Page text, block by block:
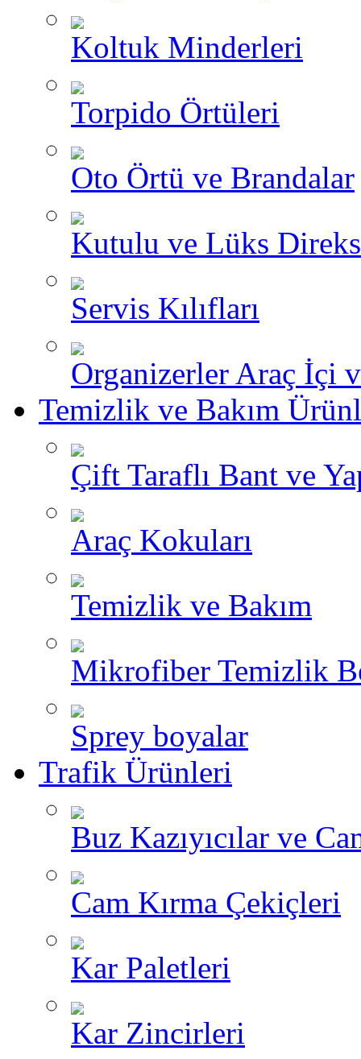
Koltuk Minderleri
Torpido Örtüleri
Oto Örtü ve Brandalar
Kutulu ve Lüks
Servis Kılıfları
Organizerler Araç İçi
Temizlik ve Bakım
Çift Taraflı Bant ve
Araç Kokuları
Temizlik ve Bakım
Mikrofiber Temizlik
Sprey boyalar
Trafik Ürünleri
Buz Kazıyıcılar ve
Cam Kırma Çekiçleri
Kar Paletleri
Kar Zincirleri